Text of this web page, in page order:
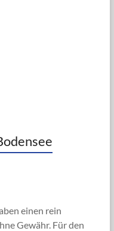
einen rein
Gewähr. Für den